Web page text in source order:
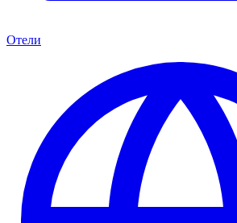
Отели